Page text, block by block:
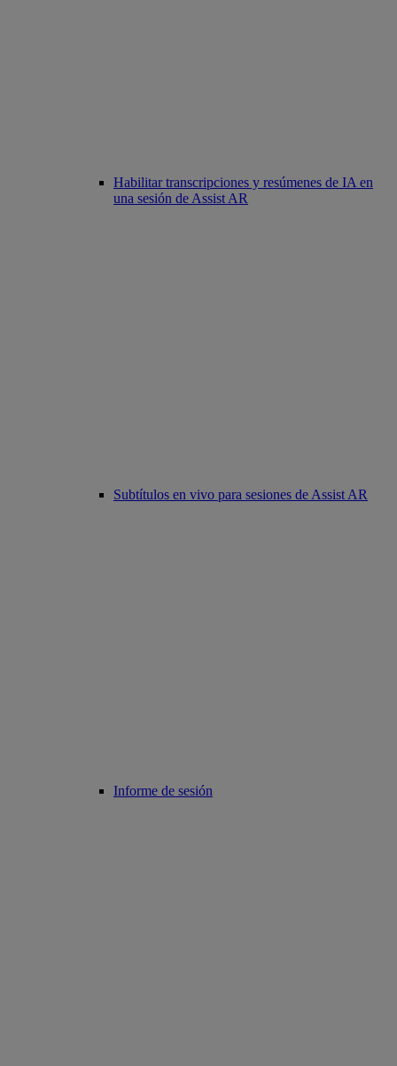
Habilitar transcripciones y resúmenes de IA en
una sesión de Assist AR
Subtítulos en vivo para sesiones de Assist AR
Informe de sesión